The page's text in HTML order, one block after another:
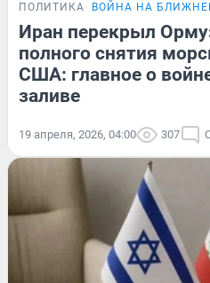
ПОЛИТИКА ВОЙНА НА
Иран перекрыл
полного снятия
США: главное о
заливе
19 апреля, 2026, 04:00 307